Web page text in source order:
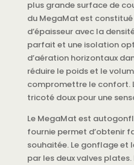
plus grande surface de
du MegaMat est constitué
d’épaisseur avec la
parfait et une isolation
d’aération horizontaux
réduire le poids et le
compromettre le confort.
tricoté doux pour une
Le MegaMat est
fournie permet d’obtenir
souhaitée. Le gonflage
par les deux valves